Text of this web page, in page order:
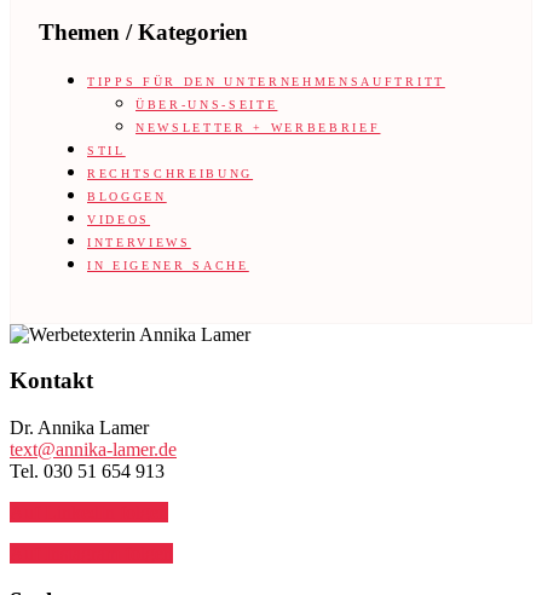
Themen / Kategorien
TIPPS FÜR DEN UNTERNEHMENSAUFTRITT
ÜBER-UNS-SEITE
NEWSLETTER + WERBEBRIEF
STIL
RECHTSCHREIBUNG
BLOGGEN
VIDEOS
INTERVIEWS
IN EIGENER SACHE
Footer
Kontakt
Dr. Annika Lamer
text@annika-lamer.de
Tel. 030 51 654 913